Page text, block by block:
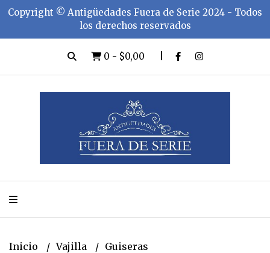
Copyright ©️ Antigüedades Fuera de Serie 2024 - Todos
los derechos reservados
0 - $0,00
Inicio Vajilla Guiseras